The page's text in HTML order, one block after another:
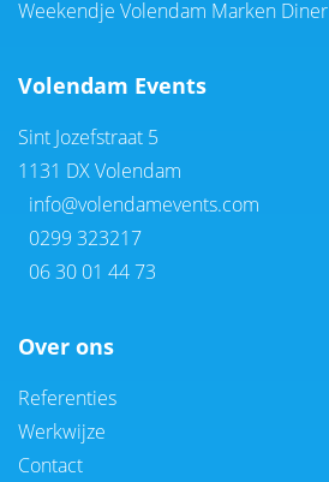
Weekendje Volendam Marken Diner
Volendam Events
Sint Jozefstraat 5
1131 DX Volendam
info@volendamevents.com
0299 323217
06 30 01 44 73
Over ons
Referenties
Werkwijze
Contact